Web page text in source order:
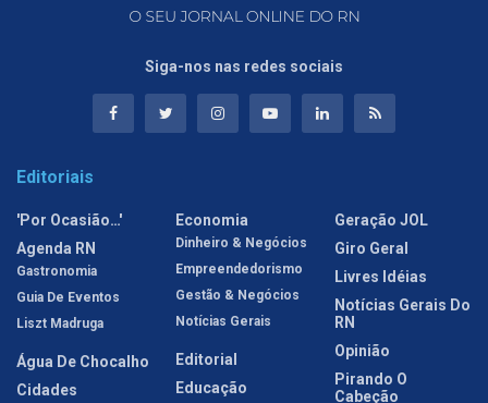
Siga-nos nas redes sociais
Editoriais
'Por Ocasião…'
Agenda RN
Gastronomia
Guia De Eventos
Liszt Madruga
Água De Chocalho
Cidades
Economia
Dinheiro & Negócios
Empreendedorismo
Gestão & Negócios
Notícias Gerais
Editorial
Educação
Geração JOL
Giro Geral
Livres Idéias
Notícias Gerais Do
RN
Opinião
Pirando O
Cabeção